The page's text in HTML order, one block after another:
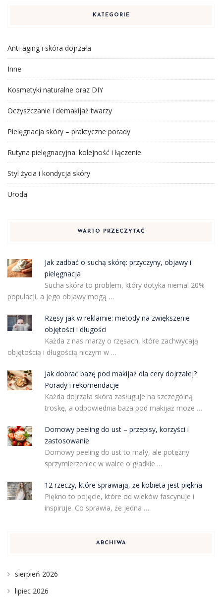
KATEGORIE
Anti-aging i skóra dojrzała
Inne
Kosmetyki naturalne oraz DIY
Oczyszczanie i demakijaż twarzy
Pielęgnacja skóry – praktyczne porady
Rutyna pielęgnacyjna: kolejność i łączenie
Styl życia i kondycja skóry
Uroda
WARTO PRZECZYTAĆ
Jak zadbać o suchą skórę: przyczyny, objawy i
pielęgnacja
Sucha skóra to problem, który dotyka niemal 20%
populacji, a jego objawy mogą …
Rzęsy jak w reklamie: metody na zwiększenie
objętości i długości
Każda z nas marzy o rzęsach, które zachwycają
objętością i długością niczym w …
Jak dobrać bazę pod makijaż dla cery dojrzałej?
Porady i rekomendacje
Każda dojrzała skóra zasługuje na szczególną
troskę, a odpowiednia baza pod makijaż może …
Domowy peeling do ust – przepisy, korzyści i
zastosowanie
Domowy peeling do ust to mały, ale potężny
sprzymierzeniec w walce o gładkie …
12 rzeczy, które sprawiają, że kobieta jest piękna
Piękno to pojęcie, które od wieków fascynuje i
inspiruje. Co sprawia, że jedna …
ARCHIWA
sierpień 2026
lipiec 2026